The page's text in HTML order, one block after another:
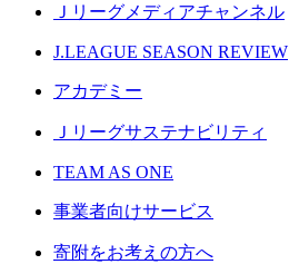
Ｊリーグメディアチャンネル
J.LEAGUE SEASON REVIEW
アカデミー
Ｊリーグサステナビリティ
TEAM AS ONE
事業者向けサービス
寄附をお考えの方へ